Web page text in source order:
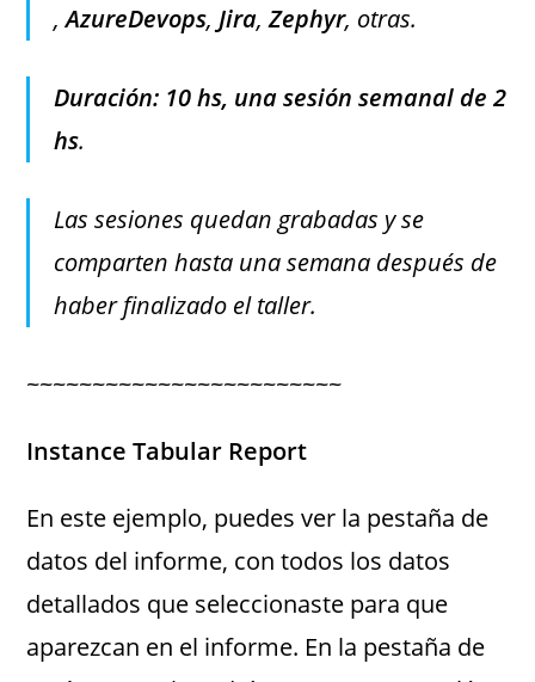
,AzureDevops,Jira,Zephyr, otras.
Duración: 10 hs, una sesión semanal de 2
hs.
Las sesiones quedan grabadas y se
comparten hasta una semana después de
haber finalizado el taller.
~~~~~~~~~~~~~~~~~~~~~~~~
Instance Tabular Report
En este ejemplo, puedes ver la pestaña de
datos del informe, con todos los datos
detallados que seleccionaste para que
aparezcan en el informe. En la pestaña de